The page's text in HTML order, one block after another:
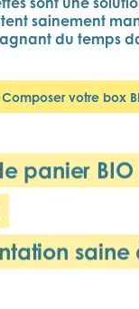
sainement
du temps
Composer votre box
panier BIO
saine